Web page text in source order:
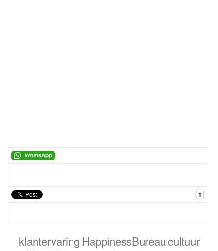
0
klantervaring HappinessBureaucultuur